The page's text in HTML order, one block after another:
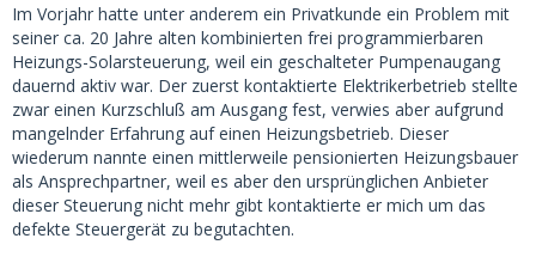
Im Vorjahr hatte unter anderem ein Privatkunde ein Problem mit
seiner ca. 20 Jahre alten kombinierten frei programmierbaren
Heizungs-Solarsteuerung, weil ein geschalteter Pumpenaugang
dauernd aktiv war. Der zuerst kontaktierte Elektrikerbetrieb stellte
zwar einen Kurzschluß am Ausgang fest, verwies aber aufgrund
mangelnder Erfahrung auf einen Heizungsbetrieb. Dieser
wiederum nannte einen mittlerweile pensionierten Heizungsbauer
als Ansprechpartner, weil es aber den ursprünglichen Anbieter
dieser Steuerung nicht mehr gibt kontaktierte er mich um das
defekte Steuergerät zu begutachten.